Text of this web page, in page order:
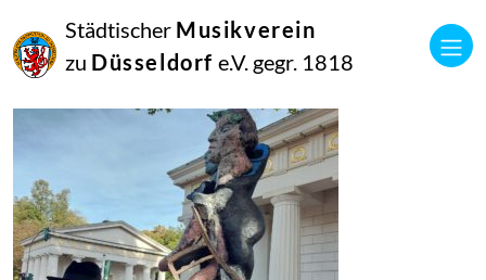
Städtischer Musikverein
zu Düsseldorf e.V. gegr. 1818
Juni
2023
Manfred Hill